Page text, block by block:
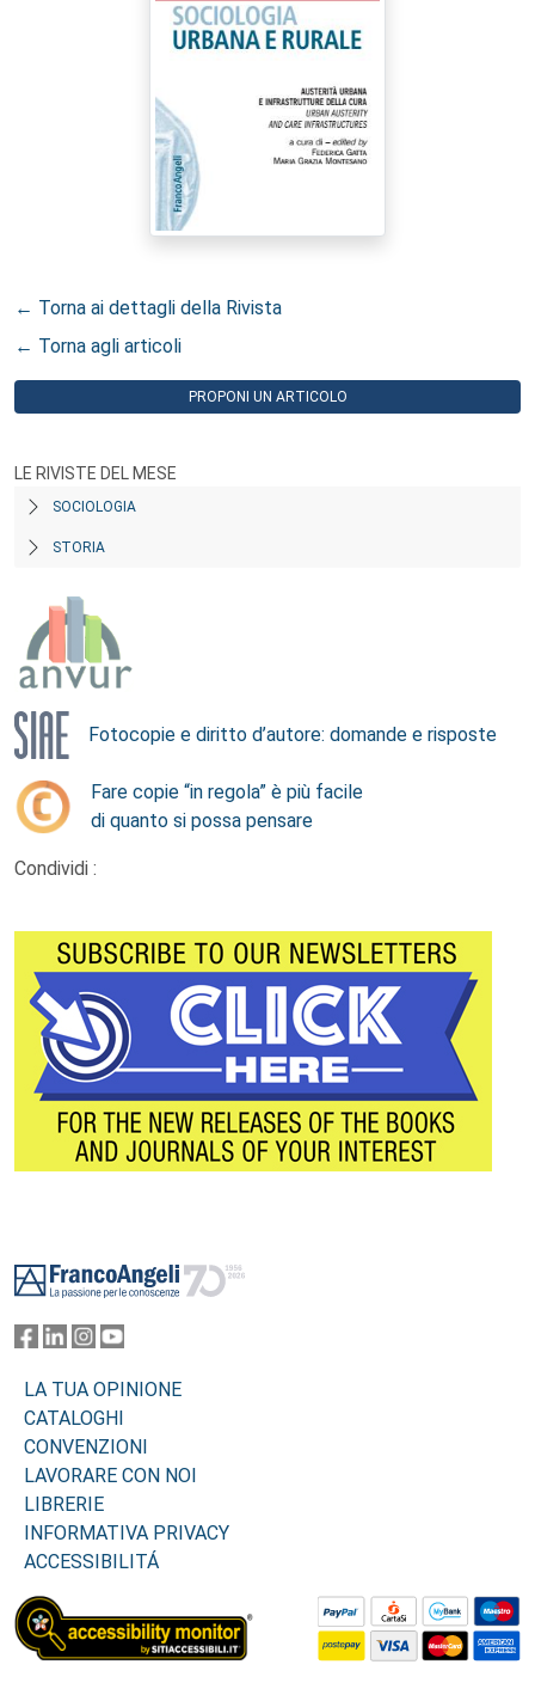
← Torna ai dettagli della Rivista
← Torna agli articoli
PROPONI UN ARTICOLO
LE RIVISTE DEL MESE
SOCIOLOGIA
STORIA
Fotocopie e diritto d’autore: domande e risposte
Fare copie “in regola” è più facile
di quanto si possa pensare
Condividi :
LA TUA OPINIONE
CATALOGHI
CONVENZIONI
LAVORARE CON NOI
LIBRERIE
INFORMATIVA PRIVACY
ACCESSIBILITÁ